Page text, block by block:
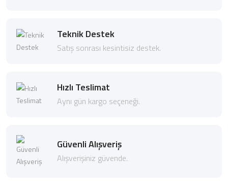
Teknik Destek
Satış sonrası kesintisiz destek.
Hızlı Teslimat
Aynı gün kargo seçeneği.
Güvenli Alışveriş
Alışverişiniz güvende.